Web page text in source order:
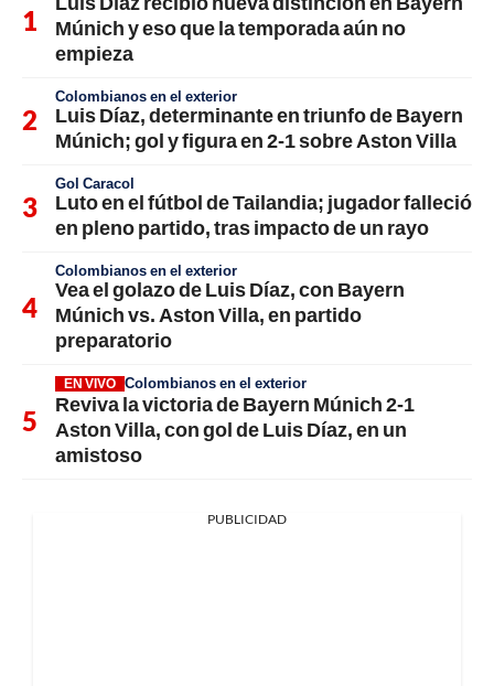
Múnich y eso que la temporada aún no
empieza
Colombianos en el exterior
Luis Díaz, determinante en triunfo de Bayern
Múnich; gol y figura en 2-1 sobre Aston Villa
Gol Caracol
Luto en el fútbol de Tailandia; jugador falleció
en pleno partido, tras impacto de un rayo
Colombianos en el exterior
Vea el golazo de Luis Díaz, con Bayern
Múnich vs. Aston Villa, en partido
preparatorio
EN VIVO Colombianos en el exterior
Reviva la victoria de Bayern Múnich 2-1
Aston Villa, con gol de Luis Díaz, en un
amistoso
PUBLICIDAD